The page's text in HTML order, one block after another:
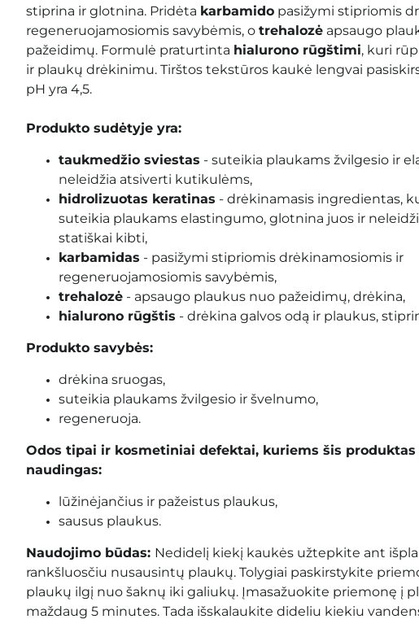
stiprina ir glotnina. Pridėta karbamido pasižymi stipriomis
regeneruojamosiomis savybėmis, o trehalozė apsaugo
pažeidimų. Formulė praturtinta hialurono rūgštimi, kuri
ir plaukų drėkinimu. Tirštos tekstūros kaukė lengvai
pH yra 4,5.
Produkto sudėtyje yra:
taukmedžio sviestas - suteikia plaukams žvilgesio ir
neleidžia atsiverti kutikulėms,
hidrolizuotas keratinas - drėkinamasis ingredientas,
suteikia plaukams elastingumo, glotnina juos ir
statiškai kibti,
karbamidas - pasižymi stipriomis drėkinamosiomis ir
regeneruojamosiomis savybėmis,
trehalozė - apsaugo plaukus nuo pažeidimų, drėkina,
hialurono rūgštis - drėkina galvos odą ir plaukus,
Produkto savybės:
drėkina sruogas,
suteikia plaukams žvilgesio ir švelnumo,
regeneruoja.
Odos tipai ir kosmetiniai defektai, kuriems šis
naudingas:
lūžinėjančius ir pažeistus plaukus,
sausus plaukus.
Naudojimo būdas: Nedidelį kiekį kaukės užtepkite ant
rankšluosčiu nusausintų plaukų. Tolygiai paskirstykite
plaukų ilgį nuo šaknų iki galiukų. Įmasažuokite priemonę į
maždaug 5 minutes. Tada išskalaukite dideliu kiekiu